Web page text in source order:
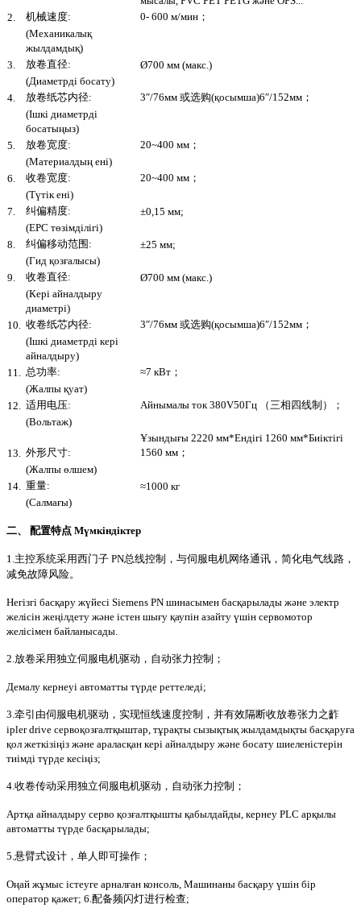
2.
机械速度:
0- 600 м/мин；
(Механикалық
жылдамдық)
3.
放卷直径:
Ø700 мм (макс.)
(Диаметрді босату)
4.
放卷纸芯内径:
3″/76мм 或选购(қосымша)6″/152мм；
(Ішкі диаметрді
босатыңыз)
5.
放卷宽度:
20~400 мм；
(Материалдың ені)
6.
收卷宽度:
20~400 мм；
(Түтік ені)
7.
纠偏精度:
±0,15 мм;
(EPC төзімділігі)
8.
纠偏移动范围:
±25 мм;
(Гид қозғалысы)
9.
收卷直径:
Ø700 мм (макс.)
(Кері айналдыру
диаметрі)
10. 收卷纸芯内径:
3″/76мм 或选购(қосымша)6″/152мм；
(Ішкі диаметрді кері
айналдыру)
11. 总功率:
≈7 кВт；
(Жалпы қуат)
12. 适用电压:
Айнымалы ток 380V50Гц （三相四线制）；
(Вольтаж)
13. 外形尺寸:
Ұзындығы 2220 мм*Ендігі 1260 мм*Биіктігі
1560 мм；
(Жалпы өлшем)
14. 重量:
≈1000 кг
(Салмағы)
二、 配置特点 Мүмкіндіктер
1.主控系统采用西门子 PN总线控制，与伺服电机网络通讯，简化电气线路，
减免故障风险。
Негізгі басқару жүйесі Siemens PN шинасымен басқарылады және электр
желісін жеңілдету және істен шығу қаупін азайту үшін сервомотор
желісімен байланысады.
2.放卷采用独立伺服电机驱动，自动张力控制；
Демалу кернеуі автоматты түрде реттеледі;
3.牵引由伺服电机驱动，实现恒线速度控制，并有效隔断收放卷张力之齚
ipler drive сервоқозғалтқыштар, тұрақты сызықтық жылдамдықты басқаруға
қол жеткізіңіз және араласқан кері айналдыру және босату шиеленістерін
тиімді түрде кесіңіз;
4.收卷传动采用独立伺服电机驱动，自动张力控制；
Артқа айналдыру серво қозғалтқышты қабылдайды, кернеу PLC арқылы
автоматты түрде басқарылады;
5.悬臂式设计，单人即可操作；
Оңай жұмыс істеуге арналған консоль, Машинаны басқару үшін бір
оператор қажет; 6.配备频闪灯进行检查;